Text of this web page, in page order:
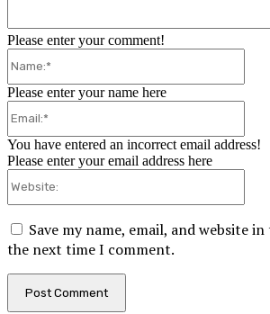
Please enter your comment!
Please enter your name here
You have entered an incorrect email address!
Please enter your email address here
Save my name, email, and website
the next time I comment.